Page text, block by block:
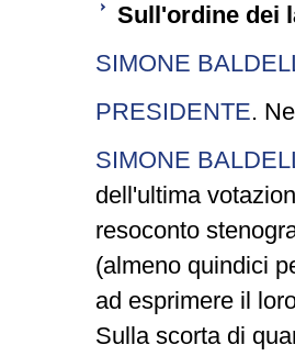
Sull'ordine dei
SIMONE
PRESIDENTE.
SIMONE
dell'ultima
resoconto
(almeno quindici
ad esprimere il
Sulla scorta di